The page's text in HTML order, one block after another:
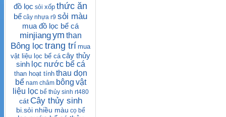
đồ lọc sỏi xốp thức ăn
bể cây nhựa r9 sỏi màu
mua đồ lọc bể cá
minjiangym than
Bông lọc trang trí mua
vật liệu lọc bể cá cây thủy
sinh lọc nước bể cá
than hoạt tính thau dọn
bể nam châm bông vật
liệu lọc bể thủy sinh rt480
cát Cây thủy sinh
bi.sỏi nhiều màu cọ bể